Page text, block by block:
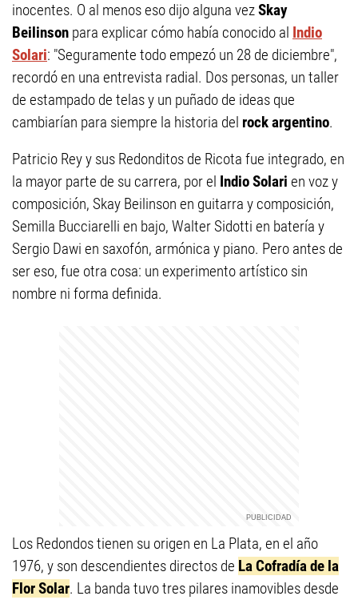
inocentes. O al menos eso dijo alguna vezSkay
Beilinson para explicar cómo había conocido al Indio
Solari: "Seguramente todo empezó un 28 de diciembre",
recordó en una entrevista radial. Dos personas, un taller
de estampado de telas y un puñado de ideas que
cambiarían para siempre la historia del rock argentino.
Patricio Rey y sus Redonditos de Ricota fue integrado, en
la mayor parte de su carrera, por el Indio Solari en voz y
composición, Skay Beilinson en guitarra y composición,
Semilla Bucciarelli en bajo, Walter Sidotti en batería y
Sergio Dawi en saxofón, armónica y piano. Pero antes de
ser eso, fue otra cosa: un experimento artístico sin
nombre ni forma definida.
Los Redondos tienen su origen en La Plata, en el año
1976, y son descendientes directos de La Cofradía de la
Flor Solar. La banda tuvo tres pilares inamovibles desde